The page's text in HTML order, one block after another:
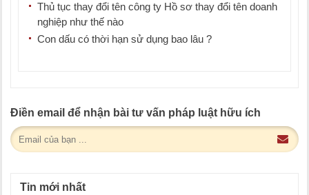
Thủ tục thay đổi tên công ty Hồ sơ thay đổi tên doanh
nghiệp như thế nào
Con dấu có thời hạn sử dụng bao lâu ?
Điền email để nhận bài tư vấn pháp luật hữu ích
Tin mới nhất